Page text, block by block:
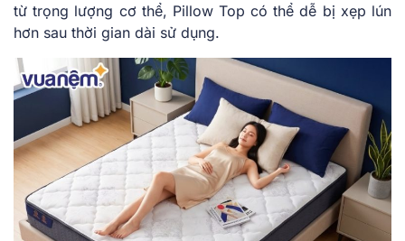
từ trọng lượng cơ thể, Pillow Top có thể dễ bị xẹp lún
hơn sau thời gian dài sử dụng.